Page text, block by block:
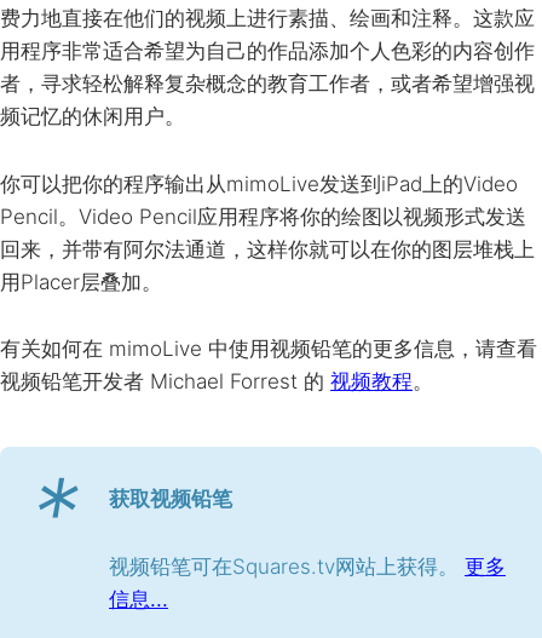
费力地直接在他们的视频上进行素描、绘画和注释。这款应
用程序非常适合希望为自己的作品添加个人色彩的内容创作
者，寻求轻松解释复杂概念的教育工作者，或者希望增强视
频记忆的休闲用户。
你可以把你的程序输出从mimoLive发送到iPad上的Video
Pencil。Video Pencil应用程序将你的绘图以视频形式发送
回来，并带有阿尔法通道，这样你就可以在你的图层堆栈上
用Placer层叠加。
有关如何在 mimoLive 中使用视频铅笔的更多信息，请查看
视频铅笔开发者 Michael Forrest 的 视频教程。
* 获取视频铅笔
视频铅笔可在Squares.tv网站上获得。 更多
信息...